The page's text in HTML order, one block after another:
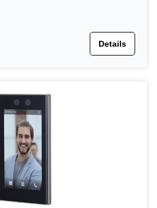
Details